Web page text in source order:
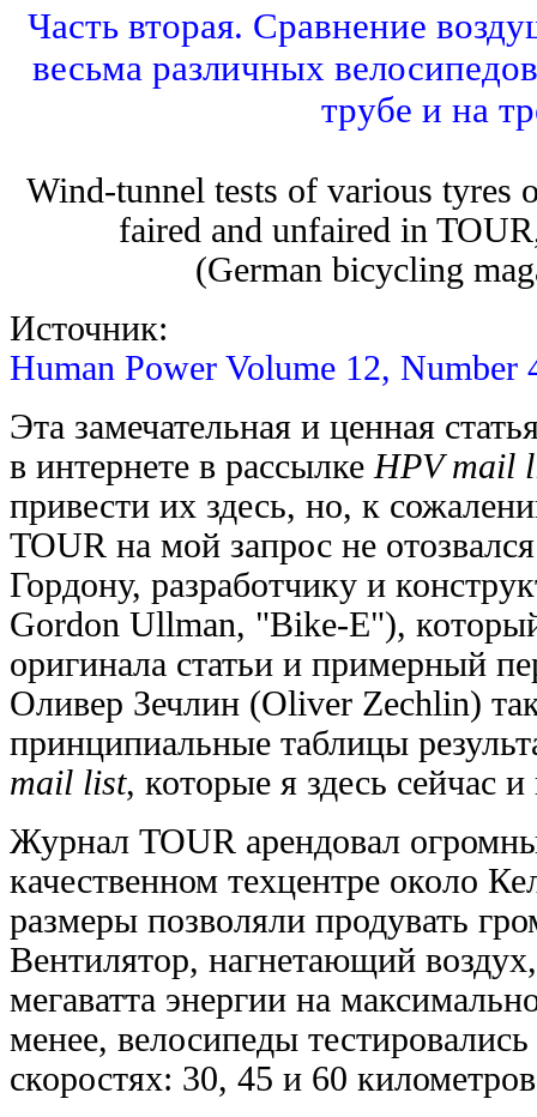
Часть вторая. Сравнение
весьма различных
трубе и на
Wind-tunnel tests of various tyres
faired and unfaired in
(German bicycling
Источник:
Human Power Volume 12, Number
Эта замечательная и ценная
в интернете в рассылке HPV mail
привести их здесь, но, к
TOUR на мой запрос не
Гордону, разработчику и
Gordon Ullman, "Bike-E"),
оригинала статьи и примерный
Оливер Зечлин (Oliver Zechlin)
принципиальные таблицы
mail list, которые я здесь сейчас
Журнал TOUR арендовал
качественном техцентре около
размеры позволяли продувать
Вентилятор, нагнетающий
мегаватта энергии на
менее, велосипеды
скоростях: 30, 45 и 60